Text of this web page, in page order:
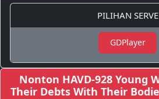
PILIHAN
GDPlayer
Nonton HAVD-928 Young
Their Debts With Their